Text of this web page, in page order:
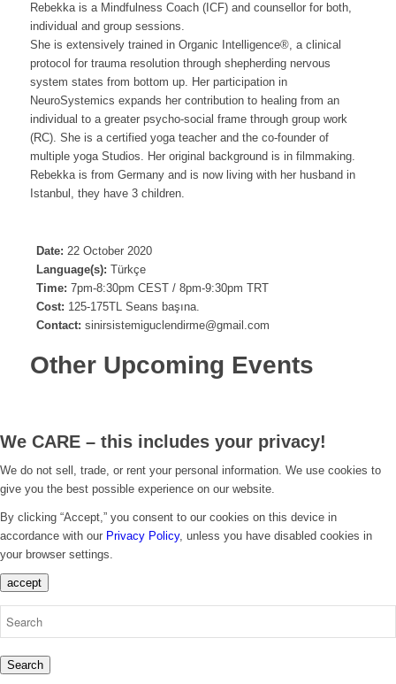
Rebekka is a Mindfulness Coach (ICF) and counsellor for both,
individual and group sessions.
She is extensively trained in Organic Intelligence®, a clinical
protocol for trauma resolution through shepherding nervous
system states from bottom up. Her participation in
NeuroSystemics expands her contribution to healing from an
individual to a greater psycho-social frame through group work
(RC). She is a certified yoga teacher and the co-founder of
multiple yoga Studios. Her original background is in filmmaking.
Rebekka is from Germany and is now living with her husband in
Istanbul, they have 3 children.
Date: 22 October 2020
Language(s): Türkçe
Time: 7pm-8:30pm CEST / 8pm-9:30pm TRT
Cost: 125-175TL Seans başına.
Contact: sinirsistemiguclendirme@gmail.com
Other Upcoming Events
We CARE – this includes your privacy!
We do not sell, trade, or rent your personal information. We use cookies to
give you the best possible experience on our website.
By clicking “Accept,” you consent to our cookies on this device in
accordance with our Privacy Policy, unless you have disabled cookies in
your browser settings.
accept
Search